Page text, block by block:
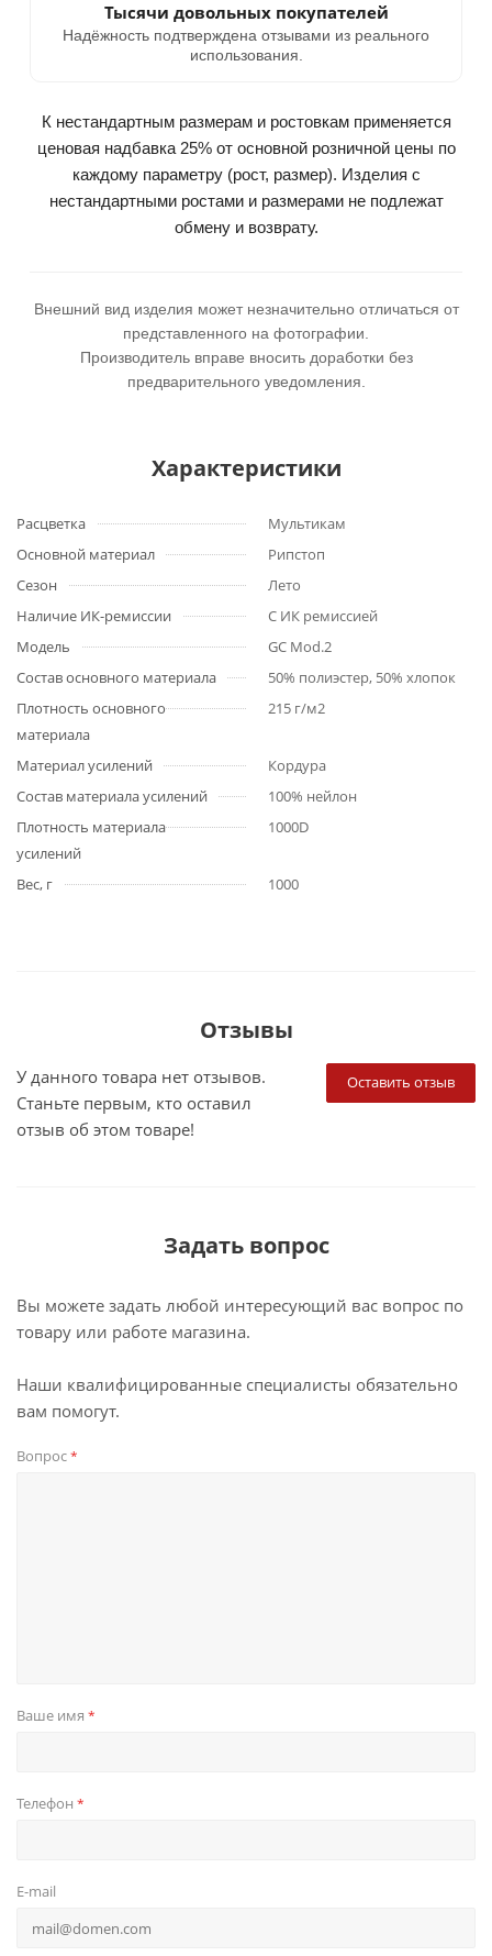
Тысячи довольных покупателей
Надёжность подтверждена отзывами из реального
использования.
К нестандартным размерам и ростовкам применяется
ценовая надбавка 25% от основной розничной цены по
каждому параметру (рост, размер). Изделия с
нестандартными ростами и размерами не подлежат
обмену и возврату.
Внешний вид изделия может незначительно отличаться от
представленного на фотографии.
Производитель вправе вносить доработки без
предварительного уведомления.
Характеристики
Расцветка
Мультикам
Основной материал
Рипстоп
Сезон
Лето
Наличие ИК-ремиссии
С ИК ремиссией
Модель
GC Mod.2
Состав основного материала
50% полиэстер, 50% хлопок
Плотность основного
материала
215 г/м2
Материал усилений
Кордура
Состав материала усилений
100% нейлон
Плотность материала
усилений
1000D
Вес, г 1000
Отзывы
Оставить отзыв
У данного товара нет отзывов.
Станьте первым, кто оставил
отзыв об этом товаре!
Задать вопрос
Вы можете задать любой интересующий вас вопрос по
товару или работе магазина.
Наши квалифицированные специалисты обязательно
вам помогут.
Вопрос*
Ваше имя *
Телефон *
E-mail